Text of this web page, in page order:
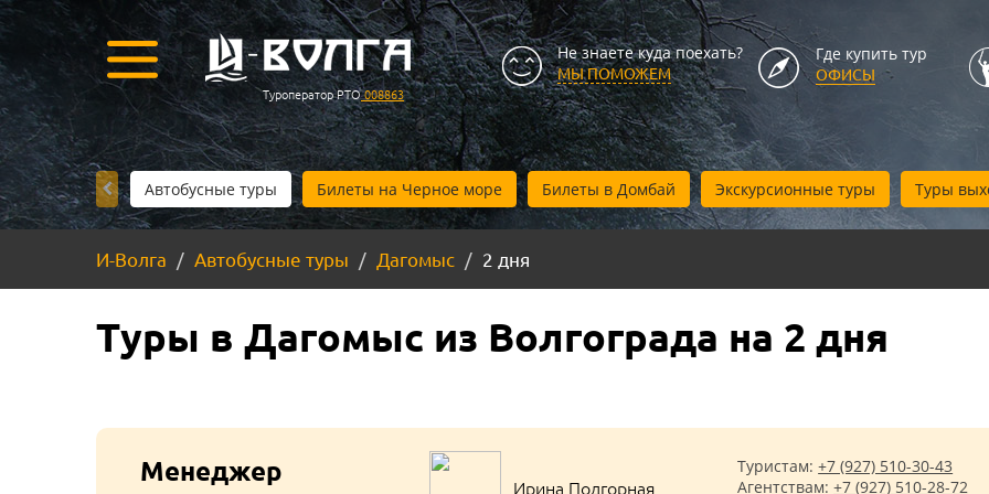
Туроператор РТО008863
Не знаете куда поехать?
МЫ ПОМОЖЕМ
Где купить тур
ОФИСЫ
Автобусные туры Билеты на Черное море Билеты в Домбай Экскурсионные туры Туры
И-Волга Автобусные туры Дагомыс 2 дня
Туры в Дагомыс из Волгограда на 2 дня
Менеджер
Ирина Подгорная
Туристам:+7 (927) 510-30-43
Агентствам:+7 (927) 510-28-72